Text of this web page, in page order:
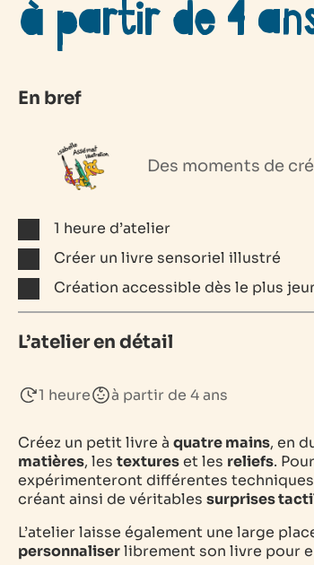
à partir de 4
En bref
Des moments de
1 heure d’atelier
Créer un livre sensoriel illustré
Création accessible dès le plus
L’atelier en détail
1 heure à partir de 4 ans
Créez un petit livre à quatre mains, en
matières, les textureset les reliefs.
expérimenteront différentes
créant ainsi de véritables surprises
L’atelier laisse également une large
personnaliserlibrement son livre pour